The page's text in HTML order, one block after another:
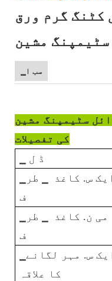
کٹنگ گرم ورق
سٹیمپنگ مشین
▁سب ا
سٹیمپنگ مشین
کی تفصیلات
▁ ڈ ل
ف
ف
کا علاقہ